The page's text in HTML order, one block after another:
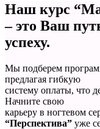
Наш курс
– это Ваш
успеху.
Мы подберем
предлагая гибкую
систему оплаты, что
Начните свою
карьеру в ногтевом
“Перспектива” уже